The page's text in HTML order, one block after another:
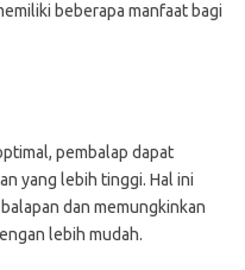
beberapa manfaat bagi
pembalap dapat
yang lebih tinggi. Hal ini
dan memungkinkan
lebih mudah.